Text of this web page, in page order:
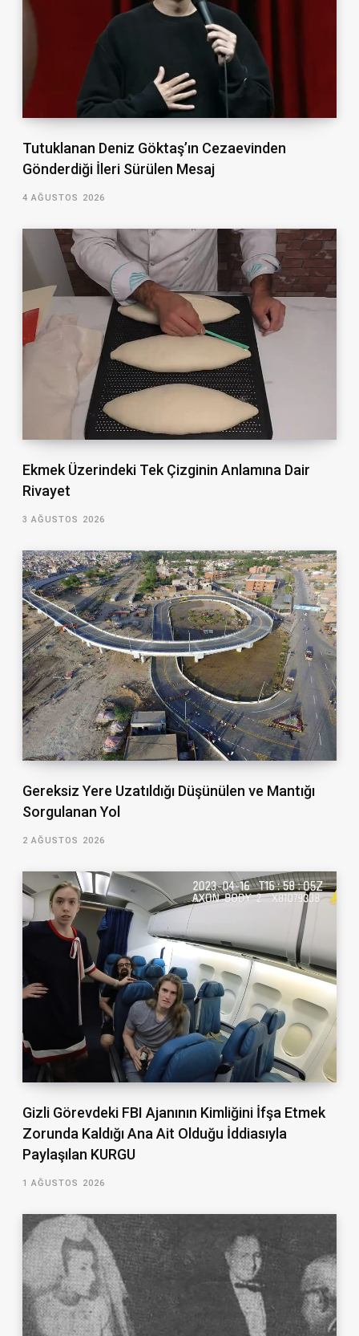
Tutuklanan Deniz Göktaş’ın Cezaevinden
Gönderdiği İleri Sürülen Mesaj
4 AĞUSTOS 2026
Ekmek Üzerindeki Tek Çizginin Anlamına Dair
Rivayet
3 AĞUSTOS 2026
Gereksiz Yere Uzatıldığı Düşünülen ve Mantığı
Sorgulanan Yol
2 AĞUSTOS 2026
Gizli Görevdeki FBI Ajanının Kimliğini İfşa Etmek
Zorunda Kaldığı Ana Ait Olduğu İddiasıyla
Paylaşılan KURGU
1 AĞUSTOS 2026